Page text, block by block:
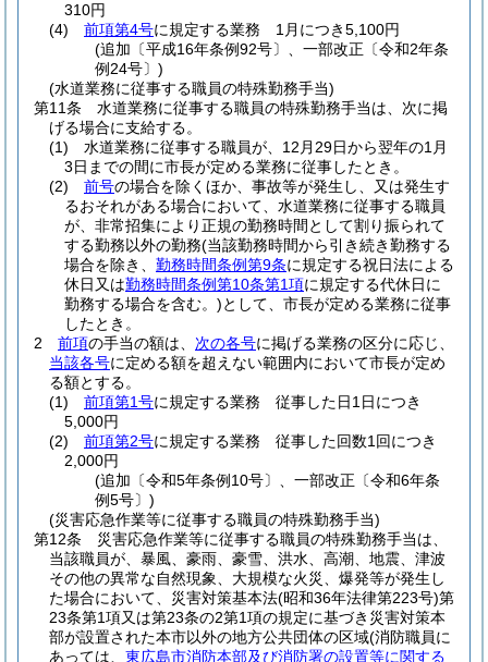
310円
(4)
前項第4号に規定する業務 1月につき5,100円
(追加〔平成16年条例92号〕、一部改正〔令和2年条
例24号〕)
(水道業務に従事する職員の特殊勤務手当)
第11条
水道業務に従事する職員の特殊勤務手当は、次に掲
げる場合に支給する。
(1)
水道業務に従事する職員が、12月29日から翌年の1月
3日までの間に市長が定める業務に従事したとき。
(2)
前号の場合を除くほか、事故等が発生し、又は発生す
るおそれがある場合において、水道業務に従事する職員
が、非常招集により正規の勤務時間として割り振られて
する勤務以外の勤務(当該勤務時間から引き続き勤務する
場合を除き、 勤務時間条例第9条に規定する祝日法による
休日又は勤務時間条例第10条第1項に規定する代休日に
勤務する場合を含む。)として、市長が定める業務に従事
したとき。
2
前項の手当の額は、 次の各号に掲げる業務の区分に応じ、
当該各号に定める額を超えない範囲内において市長が定め
る額とする。
(1)
前項第1号に規定する業務 従事した日1日につき
5,000円
(2)
前項第2号に規定する業務 従事した回数1回につき
2,000円
(追加〔令和5年条例10号〕、一部改正〔令和6年条
例5号〕)
(災害応急作業等に従事する職員の特殊勤務手当)
第12条
災害応急作業等に従事する職員の特殊勤務手当は、
当該職員が、暴風、豪雨、豪雪、洪水、高潮、地震、津波
その他の異常な自然現象、大規模な火災、爆発等が発生し
た場合において、災害対策基本法(昭和36年法律第223号)第
23条第1項又は第23条の2第1項の規定に基づき災害対策本
部が設置された本市以外の地方公共団体の区域(消防職員に
あっては、 東広島市消防本部及び消防署の設置等に関する